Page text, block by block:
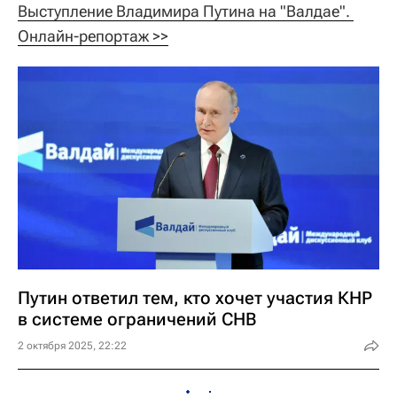
Выступление Владимира Путина на "Валдае".
Онлайн-репортаж >>
Путин ответил тем, кто хочет участия КНР
в системе ограничений СНВ
2 октября 2025, 22:22